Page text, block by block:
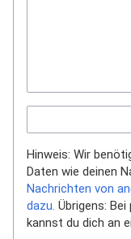
Hinweis: Wir
Daten wie deinen
Nachrichten von
dazu. Übrigens:
kannst du dich an